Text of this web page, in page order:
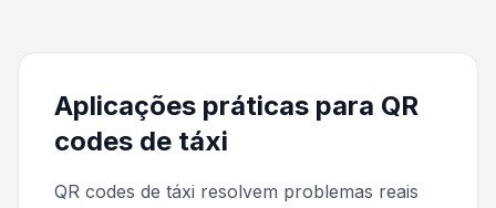
Aplicações práticas para QR
codes de táxi
QR codes de táxi resolvem problemas reais